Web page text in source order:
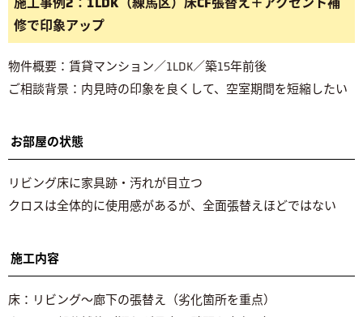
修で印象アップ
物件概要：賃貸マンション／1LDK／築15年前後
ご相談背景：内見時の印象を良くして、空室期間を短縮したい
お部屋の状態
リビング床に家具跡・汚れが目立つ
クロスは全体的に使用感があるが、全面張替えほどではない
施工内容
床：リビング〜廊下の張替え（劣化箇所を重点）